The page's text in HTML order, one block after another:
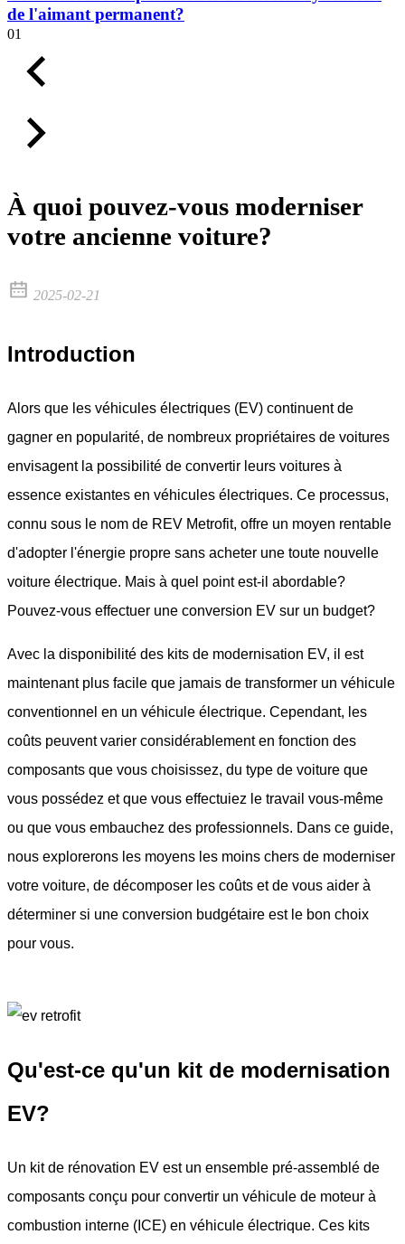
de l'aimant permanent?
01
À quoi pouvez-vous moderniser
votre ancienne voiture?
2025-02-21
Introduction
Alors que les véhicules électriques (EV) continuent de
gagner en popularité, de nombreux propriétaires de voitures
envisagent la possibilité de convertir leurs voitures à
essence existantes en véhicules électriques. Ce processus,
connu sous le nom de REV Metrofit, offre un moyen rentable
d'adopter l'énergie propre sans acheter une toute nouvelle
voiture électrique. Mais à quel point est-il abordable?
Pouvez-vous effectuer une conversion EV sur un budget?
Avec la disponibilité des kits de modernisation EV, il est
maintenant plus facile que jamais de transformer un véhicule
conventionnel en un véhicule électrique. Cependant, les
coûts peuvent varier considérablement en fonction des
composants que vous choisissez, du type de voiture que
vous possédez et que vous effectuiez le travail vous-même
ou que vous embauchez des professionnels. Dans ce guide,
nous explorerons les moyens les moins chers de moderniser
votre voiture, de décomposer les coûts et de vous aider à
déterminer si une conversion budgétaire est le bon choix
pour vous.
Qu'est-ce qu'un kit de modernisation
EV?
Un kit de rénovation EV est un ensemble pré-assemblé de
composants conçu pour convertir un véhicule de moteur à
combustion interne (ICE) en véhicule électrique. Ces kits